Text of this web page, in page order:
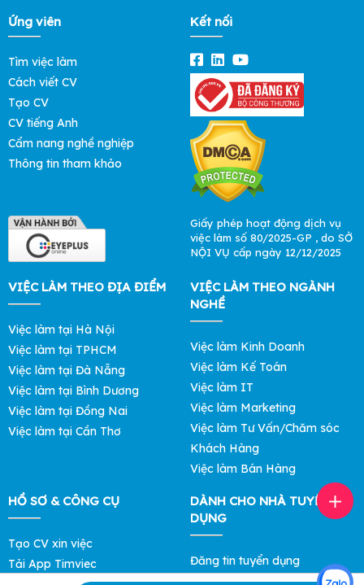
Ứng viên
Tìm việc làm
Cách viết CV
Tạo CV
CV tiếng Anh
Cẩm nang nghề nghiệp
Thông tin tham khảo
Kết nối
Giấy phép hoạt động dịch vụ
việc làm số 80/2025-GP , do SỞ
NỘI VỤ cấp ngày 12/12/2025
VIỆC LÀM THEO ĐỊA ĐIỂM
Việc làm tại Hà Nội
Việc làm tại TPHCM
Việc làm tại Đà Nẵng
Việc làm tại Bình Dương
Việc làm tại Đồng Nai
Việc làm tại Cần Thơ
VIỆC LÀM THEO NGÀNH
NGHỀ
Việc làm Kinh Doanh
Việc làm Kế Toán
Việc làm IT
Việc làm Marketing
Việc làm Tư Vấn/Chăm sóc
Khách Hàng
Việc làm Bán Hàng
HỒ SƠ & CÔNG CỤ
Tạo CV xin việc
Tải App Timviec
DÀNH CHO NHÀ TUYỂN
DỤNG
Đăng tin tuyển dụng
Tìm ứng viên